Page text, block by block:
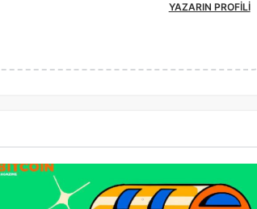
YAZARIN PROFILI